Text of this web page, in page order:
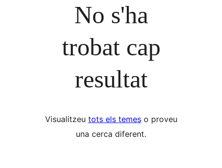
No s'ha
trobat cap
resultat
Visualitzeu tots els temeso proveu
una cerca diferent.